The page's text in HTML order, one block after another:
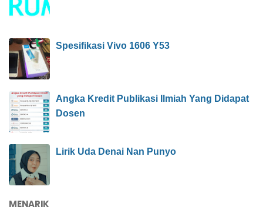
Spesifikasi Vivo 1606 Y53
Angka Kredit Publikasi Ilmiah Yang Didapat
Dosen
Lirik Uda Denai Nan Punyo
MENARIK